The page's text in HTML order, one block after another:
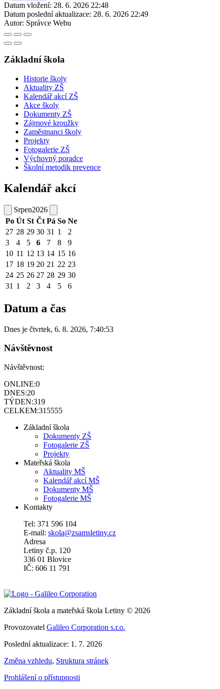
Datum vložení: 28. 6. 2026 22:48
Datum poslední aktualizace: 28. 6. 2026 22:49
Autor: Správce Webu
Základní škola
Historie školy
Aktuality ZŠ
Kalendář akcí ZŠ
Akce školy
Dokumenty ZŠ
Zájmové kroužky
Zaměstnanci školy
Projekty
Fotogalerie ZŠ
Výchovný poradce
Školní metodik prevence
Kalendář akcí
Srpen2026
Po Út St Čt Pá So Ne
27 28 29 30 31 1
2
3
4 5 6 7 8
9
10 11 12 13 14 15 16
17 18 19 20 21 22 23
24 25 26 27 28 29 30
31 1 2 3 4 5 6
Datum a čas
Dnes je čtvrtek, 6. 8. 2026, 7:40:53
Návštěvnost
Návštěvnost:
ONLINE:0
DNES:20
TÝDEN:319
CELKEM:315555
Základní škola
Dokumenty ZŠ
Fotogalerie ZŠ
Projekty
Mateřská škola
Aktuality MŠ
Kalendář akcí MŠ
Dokumenty MŠ
Fotogalerie MŠ
Kontakty
Tel: 371 596 104
E-mail: skola@zsamsletiny.cz
Adresa
Letiny č.p. 120
336 01 Blovice
IČ: 606 11 791
Základní škola a mateřská škola Letiny © 2026
Provozovatel Galileo Corporation s.r.o.
Poslední aktualizace: 1. 7. 2026
Změna vzhledu, Struktura stránek
Prohlášení o přístupnosti